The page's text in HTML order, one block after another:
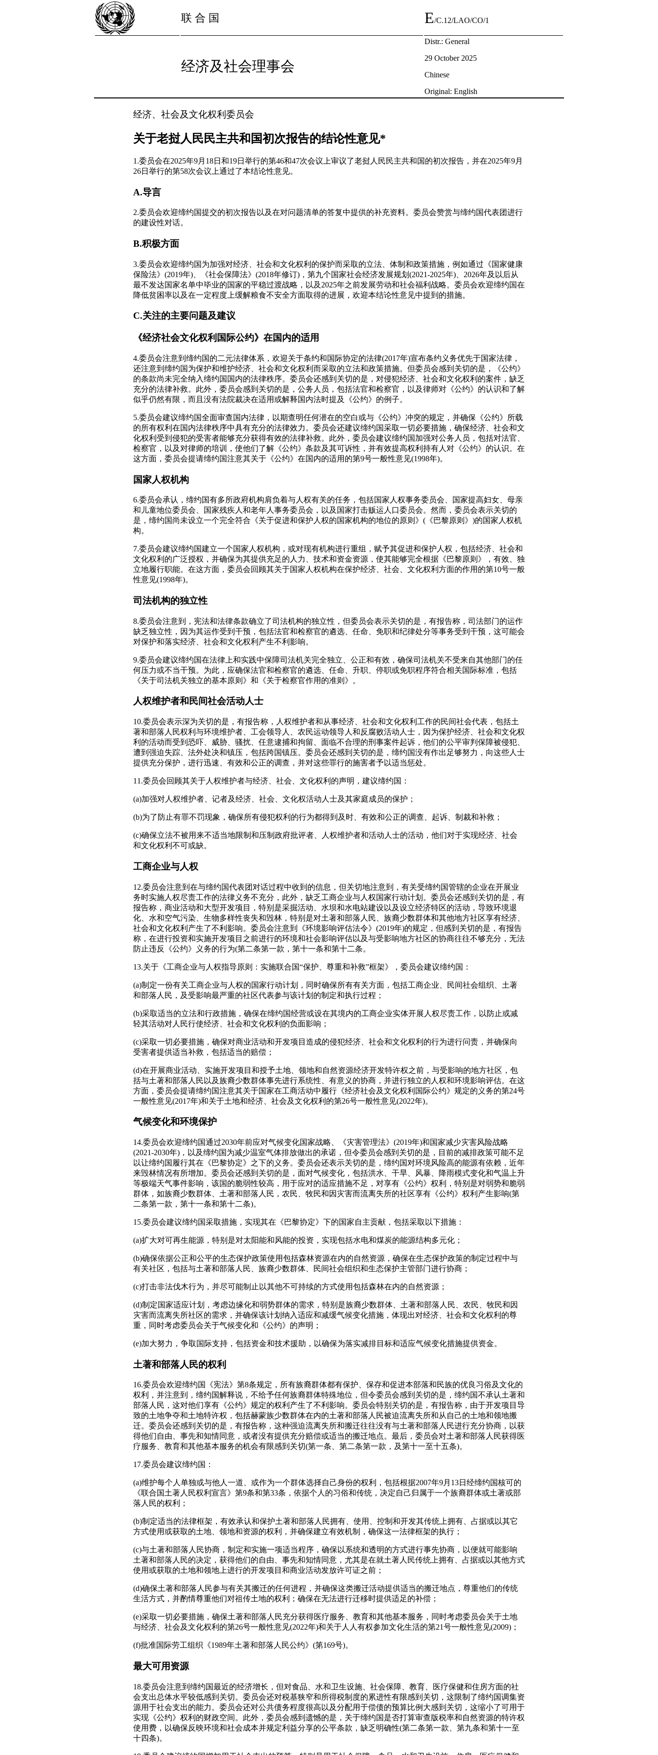
联 合 国 E/C.12/LAO/CO/1
经济及社会理事会
Distr.: General
29 October 2025
Chinese
Original: English
经济、社会及文化权利委员会
关于老挝人民民主共和国初次报告的结论性意见*
1.委员会在2025年9月18日和19日举行的第46和47次会议上审议了老挝人民民主共和国的初次报告，并在2025年9月
26日举行的第58次会议上通过了本结论性意见。
A.导言
2.委员会欢迎缔约国提交的初次报告以及在对问题清单的答复中提供的补充资料。委员会赞赏与缔约国代表团进行
的建设性对话。
B.积极方面
3.委员会欢迎缔约国为加强对经济、社会和文化权利的保护而采取的立法、体制和政策措施，例如通过《国家健康
保险法》(2019年)、《社会保障法》(2018年修订)，第九个国家社会经济发展规划(2021-2025年)、2026年及以后从
最不发达国家名单中毕业的国家的平稳过渡战略，以及2025年之前发展劳动和社会福利战略。委员会欢迎缔约国在
降低贫困率以及在一定程度上缓解粮食不安全方面取得的进展，欢迎本结论性意见中提到的措施。
C.关注的主要问题及建议
《经济社会文化权利国际公约》在国内的适用
4.委员会注意到缔约国的二元法律体系，欢迎关于条约和国际协定的法律(2017年)宣布条约义务优先于国家法律，
还注意到缔约国为保护和维护经济、社会和文化权利而采取的立法和政策措施。但委员会感到关切的是，《公约》
的条款尚未完全纳入缔约国国内的法律秩序。委员会还感到关切的是，对侵犯经济、社会和文化权利的案件，缺乏
充分的法律补救。此外，委员会感到关切的是，公务人员，包括法官和检察官，以及律师对《公约》的认识和了解
似乎仍然有限，而且没有法院裁决在适用或解释国内法时提及《公约》的例子。
5.委员会建议缔约国全面审查国内法律，以期查明任何潜在的空白或与《公约》冲突的规定，并确保《公约》所载
的所有权利在国内法律秩序中具有充分的法律效力。委员会还建议缔约国采取一切必要措施，确保经济、社会和文
化权利受到侵犯的受害者能够充分获得有效的法律补救。此外，委员会建议缔约国加强对公务人员，包括对法官、
检察官，以及对律师的培训，使他们了解《公约》条款及其可诉性，并有效提高权利持有人对《公约》的认识。在
这方面，委员会提请缔约国注意其关于《公约》在国内的适用的第9号一般性意见(1998年)。
国家人权机构
6.委员会承认，缔约国有多所政府机构肩负着与人权有关的任务，包括国家人权事务委员会、国家提高妇女、母亲
和儿童地位委员会、国家残疾人和老年人事务委员会，以及国家打击贩运人口委员会。然而，委员会表示关切的
是，缔约国尚未设立一个完全符合《关于促进和保护人权的国家机构的地位的原则》(《巴黎原则》)的国家人权机
构。
7.委员会建议缔约国建立一个国家人权机构，或对现有机构进行重组，赋予其促进和保护人权，包括经济、社会和
文化权利的广泛授权，并确保为其提供充足的人力、技术和资金资源，使其能够完全根据《巴黎原则》，有效、独
立地履行职能。在这方面，委员会回顾其关于国家人权机构在保护经济、社会、文化权利方面的作用的第10号一般
性意见(1998年)。
司法机构的独立性
8.委员会注意到，宪法和法律条款确立了司法机构的独立性，但委员会表示关切的是，有报告称，司法部门的运作
缺乏独立性，因为其运作受到干预，包括法官和检察官的遴选、任命、免职和纪律处分等事务受到干预，这可能会
对保护和落实经济、社会和文化权利产生不利影响。
9.委员会建议缔约国在法律上和实践中保障司法机关完全独立、公正和有效，确保司法机关不受来自其他部门的任
何压力或不当干预。为此，应确保法官和检察官的遴选、任命、升职、停职或免职程序符合相关国际标准，包括
《关于司法机关独立的基本原则》和《关于检察官作用的准则》。
人权维护者和民间社会活动人士
10.委员会表示深为关切的是，有报告称，人权维护者和从事经济、社会和文化权利工作的民间社会代表，包括土
著和部落人民权利与环境维护者、工会领导人、农民运动领导人和反腐败活动人士，因为保护经济、社会和文化权
利的活动而受到恐吓、威胁、骚扰、任意逮捕和拘留、面临不合理的刑事案件起诉，他们的公平审判保障被侵犯、
遭到强迫失踪、法外处决和镇压，包括跨国镇压。委员会还感到关切的是，缔约国没有作出足够努力，向这些人士
提供充分保护，进行迅速、有效和公正的调查，并对这些罪行的施害者予以适当惩处。
11.委员会回顾其关于人权维护者与经济、社会、文化权利的声明，建议缔约国：
(a)加强对人权维护者、记者及经济、社会、文化权活动人士及其家庭成员的保护；
(b)为了防止有罪不罚现象，确保所有侵犯权利的行为都得到及时、有效和公正的调查、起诉、制裁和补救；
(c)确保立法不被用来不适当地限制和压制政府批评者、人权维护者和活动人士的活动，他们对于实现经济、社会
和文化权利不可或缺。
工商企业与人权
12.委员会注意到在与缔约国代表团对话过程中收到的信息，但关切地注意到，有关受缔约国管辖的企业在开展业
务时实施人权尽责工作的法律义务不充分，此外，缺乏工商企业与人权国家行动计划。委员会还感到关切的是，有
报告称，商业活动和大型开发项目，特别是采掘活动、水坝和水电站建设以及设立经济特区的活动，导致环境退
化、水和空气污染、生物多样性丧失和毁林，特别是对土著和部落人民、族裔少数群体和其他地方社区享有经济、
社会和文化权利产生了不利影响。委员会注意到《环境影响评估法令》(2019年)的规定，但感到关切的是，有报告
称，在进行投资和实施开发项目之前进行的环境和社会影响评估以及与受影响地方社区的协商往往不够充分，无法
防止违反《公约》义务的行为(第二条第一款，第十一条和第十二条。
13.关于《工商企业与人权指导原则：实施联合国“保护、尊重和补救”框架》，委员会建议缔约国：
(a)制定一份有关工商企业与人权的国家行动计划，同时确保所有有关方面，包括工商企业、民间社会组织、土著
和部落人民，及受影响最严重的社区代表参与该计划的制定和执行过程；
(b)采取适当的立法和行政措施，确保在缔约国经营或设在其境内的工商企业实体开展人权尽责工作，以防止或减
轻其活动对人民行使经济、社会和文化权利的负面影响；
(c)采取一切必要措施，确保对商业活动和开发项目造成的侵犯经济、社会和文化权利的行为进行问责，并确保向
受害者提供适当补救，包括适当的赔偿；
(d)在开展商业活动、实施开发项目和授予土地、领地和自然资源经济开发特许权之前，与受影响的地方社区，包
括与土著和部落人民以及族裔少数群体事先进行系统性、有意义的协商，并进行独立的人权和环境影响评估。在这
方面，委员会提请缔约国注意其关于国家在工商活动中履行《经济社会及文化权利国际公约》规定的义务的第24号
一般性意见(2017年)和关于土地和经济、社会及文化权利的第26号一般性意见(2022年)。
气候变化和环境保护
14.委员会欢迎缔约国通过2030年前应对气候变化国家战略、《灾害管理法》(2019年)和国家减少灾害风险战略
(2021-2030年)，以及缔约国为减少温室气体排放做出的承诺，但令委员会感到关切的是，目前的减排政策可能不足
以让缔约国履行其在《巴黎协定》之下的义务。委员会还表示关切的是，缔约国对环境风险高的能源有依赖，近年
来毁林情况有所增加。委员会还感到关切的是，面对气候变化，包括洪水、干旱、风暴、降雨模式变化和气温上升
等极端天气事件影响，该国的脆弱性较高，用于应对的适应措施不足，对享有《公约》权利，特别是对弱势和脆弱
群体，如族裔少数群体、土著和部落人民，农民、牧民和因灾害而流离失所的社区享有《公约》权利产生影响(第
二条第一款，第十一条和第十二条)。
15.委员会建议缔约国采取措施，实现其在《巴黎协定》下的国家自主贡献，包括采取以下措施：
(a)扩大对可再生能源，特别是对太阳能和风能的投资，实现包括水电和煤炭的能源结构多元化；
(b)确保依据公正和公平的生态保护政策使用包括森林资源在内的自然资源，确保在生态保护政策的制定过程中与
有关社区，包括与土著和部落人民、族裔少数群体、民间社会组织和生态保护主管部门进行协商；
(c)打击非法伐木行为，并尽可能制止以其他不可持续的方式使用包括森林在内的自然资源；
(d)制定国家适应计划，考虑边缘化和弱势群体的需求，特别是族裔少数群体、土著和部落人民、农民、牧民和因
灾害而流离失所社区的需求，并确保该计划纳入适应和减缓气候变化措施，体现出对经济、社会和文化权利的尊
重，同时考虑委员会关于气候变化和《公约》的声明；
(e)加大努力，争取国际支持，包括资金和技术援助，以确保为落实减排目标和适应气候变化措施提供资金。
土著和部落人民的权利
16.委员会欢迎缔约国《宪法》第8条规定，所有族裔群体都有保护、保存和促进本部落和民族的优良习俗及文化的
权利，并注意到，缔约国解释说，不给予任何族裔群体特殊地位，但令委员会感到关切的是，缔约国不承认土著和
部落人民，这对他们享有《公约》规定的权利产生了不利影响。委员会特别关切的是，有报告称，由于开发项目导
致的土地争夺和土地特许权，包括赫蒙族少数群体在内的土著和部落人民被迫流离失所和从自己的土地和领地搬
迁。委员会还感到关切的是，有报告称，这种强迫流离失所和搬迁往往没有与土著和部落人民进行充分协商，以获
得他们自由、事先和知情同意，或者没有提供充分赔偿或适当的搬迁地点。最后，委员会对土著和部落人民获得医
疗服务、教育和其他基本服务的机会有限感到关切(第一条、第二条第一款，及第十一至十五条)。
17.委员会建议缔约国：
(a)维护每个人单独或与他人一道、或作为一个群体选择自己身份的权利，包括根据2007年9月13日经缔约国核可的
《联合国土著人民权利宣言》第9条和第33条，依据个人的习俗和传统，决定自己归属于一个族裔群体或土著或部
落人民的权利；
(b)制定适当的法律框架，有效承认和保护土著和部落人民拥有、使用、控制和开发其传统上拥有、占据或以其它
方式使用或获取的土地、领地和资源的权利，并确保建立有效机制，确保这一法律框架的执行；
(c)与土著和部落人民协商，制定和实施一项适当程序，确保以系统和透明的方式进行事先协商，以便就可能影响
土著和部落人民的决定，获得他们的自由、事先和知情同意，尤其是在就土著人民传统上拥有、占据或以其他方式
使用或获取的土地和领地上进行的开发项目和商业活动发放许可证之前；
(d)确保土著和部落人民参与有关其搬迁的任何进程，并确保这类搬迁活动提供适当的搬迁地点，尊重他们的传统
生活方式，并酌情尊重他们对祖传土地的权利；确保在无法进行迁移时提供适足的补偿；
(e)采取一切必要措施，确保土著和部落人民充分获得医疗服务、教育和其他基本服务，同时考虑委员会关于土地
与经济、社会及文化权利的第26号一般性意见(2022年)和关于人人有权参加文化生活的第21号一般性意见(2009)；
(f)批准国际劳工组织《1989年土著和部落人民公约》(第169号)。
最大可用资源
18.委员会注意到缔约国最近的经济增长，但对食品、水和卫生设施、社会保障、教育、医疗保健和住房方面的社
会支出总体水平较低感到关切。委员会还对税基狭窄和所得税制度的累进性有限感到关切，这限制了缔约国调集资
源用于社会支出的能力。委员会还对公共债务程度很高以及分配用于偿债的预算比例大感到关切，这缩小了可用于
实现《公约》权利的财政空间。此外，委员会感到遗憾的是，关于缔约国是否打算审查版税率和自然资源的特许权
使用费，以确保反映环境和社会成本并规定利益分享的公平条款，缺乏明确性(第二条第一款、第九条和第十一至
十四条)。